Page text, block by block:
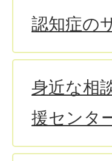
認知症の
身近な相
援センタ